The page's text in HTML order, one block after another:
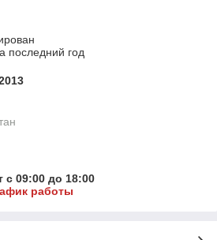
последний год
с 09:00 до 18:00
работы